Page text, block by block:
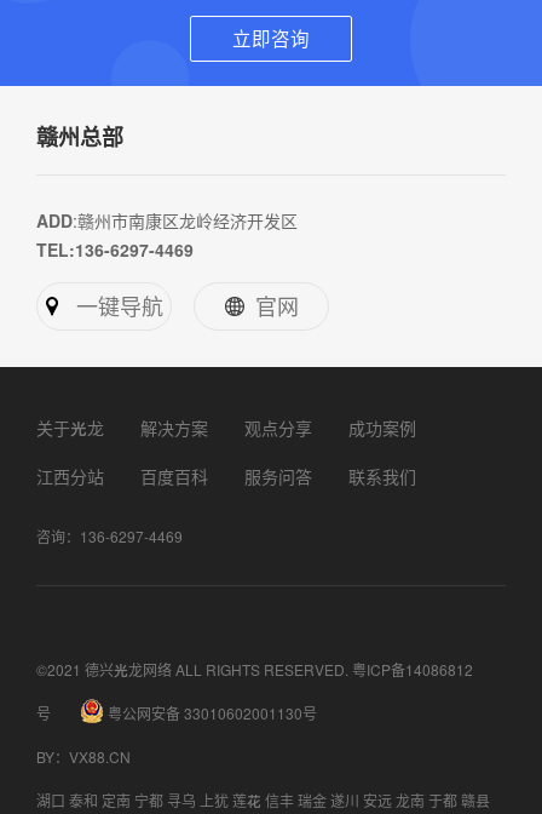
立即咨询
赣州总部
ADD:赣州市南康区龙岭经济开发区
TEL:136-6297-4469
一键导航 官网
关于光龙 解决方案 观点分享
成功案例
江西分站
百度百科 服务问答 联系我们
咨询：136-6297-4469
©2021 德兴光龙网络 ALL RIGHTS RESERVED. 粤ICP备14086812
号
粤公网安备 33010602001130号
BY： VX88.CN
湖口 泰和 定南 宁都 寻乌 上犹莲花 信丰瑞金遂川 安远 龙南 于都赣县